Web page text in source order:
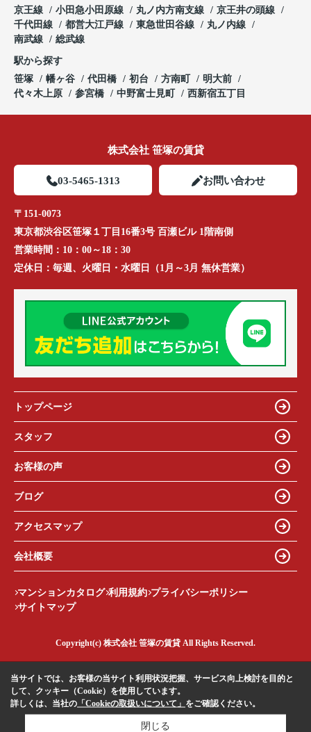
京王線
小田急小田原線 丸ノ内方南支線
京王井の頭線
千代田線
都営大江戸線 東急世田谷線
丸ノ内線
南武線
総武線
駅から探す
笹塚
幡ヶ谷 代田橋 初台 方南町
明大前
代々木上原
参宮橋 中野富士見町 西新宿五丁目
株式会社 笹塚の賃貸
03-5465-1313 お問い合わせ
〒151-0073
東京都渋谷区笹塚１丁目16番3号 百瀬ビル 1階南側
営業時間： 10：00～18：30
定休日： 毎週、火曜日・水曜日（1月～3月 無休営業）
トップページ
スタッフ
お客様の声
ブログ
アクセスマップ
会社概要
マンションカタログ 利用規約 プライバシーポリシー
サイトマップ
Copyright(c) 株式会社 笹塚の賃貸 All Rights Reserved.
当サイトでは、お客様の当サイト利用状況把握、サービス向上検討を目的と
して、クッキー（Cookie）を使用しています。
詳しくは、当社の 「Cookieの取扱いについて」 をご確認ください。
閉じる